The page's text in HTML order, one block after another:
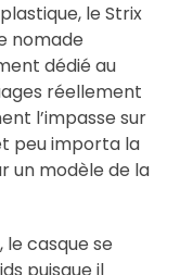
le Strix
nomade
dédié au
réellement
l’impasse sur
peu importa la
un modèle de la
casque se
puisque il